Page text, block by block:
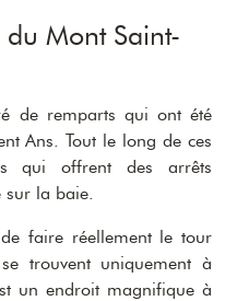
du Mont Saint-
de remparts qui ont été
Ans. Tout le long de ces
qui offrent des arrêts
la baie.
faire réellement le tour
trouvent uniquement à
un endroit magnifique à